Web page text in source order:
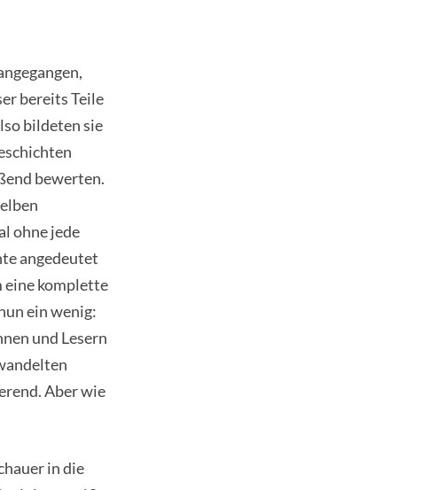
bereits Teile
bildeten sie
bewerten.
ohne jede
angedeutet
eine komplette
ein wenig:
und Lesern
Aber wie
in die